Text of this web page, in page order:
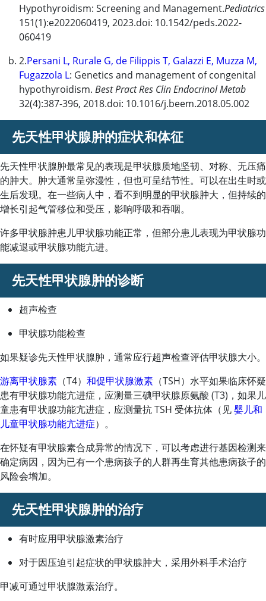
Hypothyroidism: Screening and Management.Pediatrics
151(1):e2022060419, 2023.doi: 10.1542/peds.2022-
060419
2.Persani L, Rurale G, de Filippis T, Galazzi E, Muzza M,
Fugazzola L: Genetics and management of congenital
hypothyroidism. Best Pract Res Clin Endocrinol Metab
32(4):387-396, 2018.doi: 10.1016/j.beem.2018.05.002
先天性甲状腺肿的症状和体征
先天性甲状腺肿最常见的表现是甲状腺质地坚韧、对称、无压痛
的肿大。肿大通常呈弥漫性，但也可呈结节性。可以在出生时或
生后发现。在一些病人中，看不到明显的甲状腺肿大，但持续的
增长引起气管移位和受压，影响呼吸和吞咽。
许多甲状腺肿患儿甲状腺功能正常，但部分患儿表现为甲状腺功
能减退或甲状腺功能亢进。
先天性甲状腺肿的诊断
超声检查
甲状腺功能检查
如果疑诊先天性甲状腺肿，通常应行超声检查评估甲状腺大小。
游离甲状腺素 （T4） 和促甲状腺激素 （TSH）水平如果临床怀疑
患有甲状腺功能亢进症，应测量三碘甲状腺原氨酸 (T3)，如果儿
童患有甲状腺功能亢进症，应测量抗 TSH 受体抗体（见婴儿和
儿童甲状腺功能亢进症）。
在怀疑有甲状腺素合成异常的情况下，可以考虑进行基因检测来
确定病因，因为已有一个患病孩子的人群再生育其他患病孩子的
风险会增加。
先天性甲状腺肿的治疗
有时应用甲状腺激素治疗
对于因压迫引起症状的甲状腺肿大，采用外科手术治疗
甲减可通过甲状腺激素治疗。